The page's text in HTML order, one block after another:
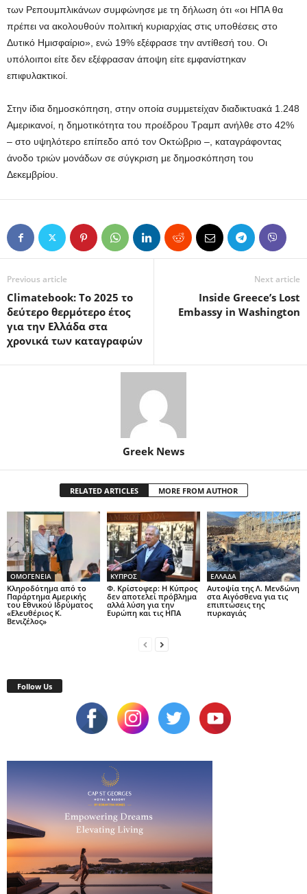
των Ρεπουμπλικάνων συμφώνησε με τη δήλωση ότι «οι ΗΠΑ θα
πρέπει να ακολουθούν πολιτική κυριαρχίας στις υποθέσεις στο
Δυτικό Ημισφαίριο», ενώ 19% εξέφρασε την αντίθεσή του. Οι
υπόλοιποι είτε δεν εξέφρασαν άποψη είτε εμφανίστηκαν
επιφυλακτικοί.
Στην ίδια δημοσκόπηση, στην οποία συμμετείχαν διαδικτυακά 1.248
Αμερικανοί, η δημοτικότητα του προέδρου Τραμπ ανήλθε στο 42%
– στο υψηλότερο επίπεδο από τον Οκτώβριο –, καταγράφοντας
άνοδο τριών μονάδων σε σύγκριση με δημοσκόπηση του
Δεκεμβρίου.
Previous article
Climatebook: Το 2025 το
δεύτερο θερμότερο έτος
για την Ελλάδα στα
χρονικά των καταγραφών
Next article
Inside Greece’s Lost
Embassy in Washington
Greek News
RELATED ARTICLES MORE FROM AUTHOR
ΟΜΟΓΕΝΕΙΑ
Κληροδότημα από το
Παράρτημα Αμερικής
του Εθνικού Ιδρύματος
«Ελευθέριος Κ.
Βενιζέλος»
ΚΥΠΡΟΣ
Φ. Κρίστοφερ: Η Κύπρος
δεν αποτελεί πρόβλημα
αλλά λύση για την
Ευρώπη και τις ΗΠΑ
ΕΛΛΑΔΑ
Αυτοψία της Λ. Μενδώνη
στα Αιγόσθενα για τις
επιπτώσεις της
πυρκαγιάς
Follow Us